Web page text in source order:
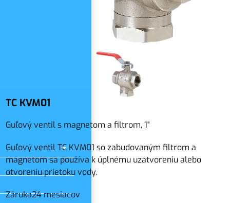
TC KVM01
Guľový ventil s magnetom a filtrom, 1"
Guľový ventil TC KVM01 so zabudovaným filtrom a
magnetom sa používa k úplnému uzatvoreniu alebo
otvoreniu prietoku vody.
Záruka24 mesiacov